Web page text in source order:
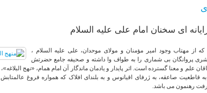
ای سخنان امام علی علیه السلام
از مهتاب وجود امیر مؤمنان و مولای موحدان، علی علیه السلام ،
بشری پروانگان بی شماری را به طواف وا داشته و صحیفه جامع حضرتش
علم و معنا گسترده است. اثر پایدار و یادمان ماندگار آن امام همام، «نهج
قاطعیت صاعقه، به ژرفای اقیانوس و به بلندای افلاک که همواره فروغ
رهنمون می باشد.